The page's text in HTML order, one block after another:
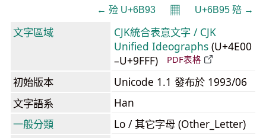
← 殓 U+6B93 𝄜 U+6B95 殕 →
文字區域
CJK統合表意文字 / CJK
Unified Ideographs (U+4E00
–U+9FFF)
PDF表格
初始版本
Unicode 1.1 發布於 1993/06
文字語系
Han
一般分類
Lo / 其它字母 (Other_Letter)